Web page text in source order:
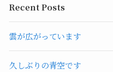
Recent Posts
雲が広がっています
久しぶりの青空です